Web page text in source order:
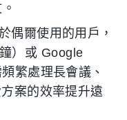
偶爾使用的用戶，
）或 Google
繁處理長會議、
案的效率提升遠